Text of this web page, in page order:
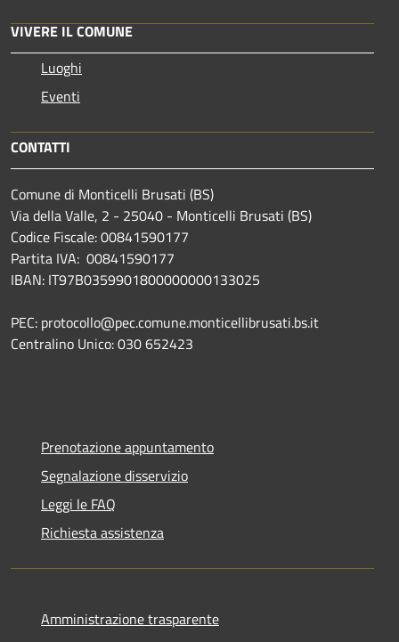
VIVERE IL COMUNE
Luoghi
Eventi
CONTATTI
Comune di Monticelli Brusati (BS)
Via della Valle, 2 - 25040 - Monticelli Brusati (BS)
Codice Fiscale: 00841590177
Partita IVA: 00841590177
IBAN: IT97B0359901800000000133025
PEC: protocollo@pec.comune.monticellibrusati.bs.it
Centralino Unico: 030 652423
Prenotazione appuntamento
Segnalazione disservizio
Leggi le FAQ
Richiesta assistenza
Amministrazione trasparente